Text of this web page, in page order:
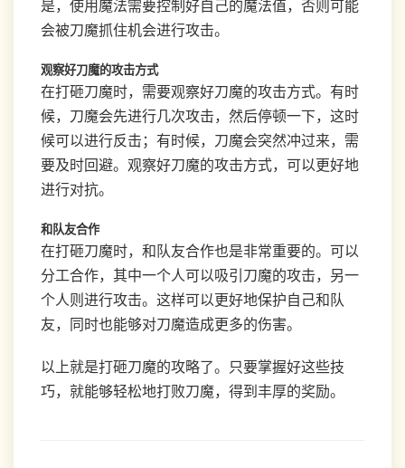
是，使用魔法需要控制好自己的魔法值，否则可能
会被刀魔抓住机会进行攻击。
观察好刀魔的攻击方式
在打砸刀魔时，需要观察好刀魔的攻击方式。有时
候，刀魔会先进行几次攻击，然后停顿一下，这时
候可以进行反击；有时候，刀魔会突然冲过来，需
要及时回避。观察好刀魔的攻击方式，可以更好地
进行对抗。
和队友合作
在打砸刀魔时，和队友合作也是非常重要的。可以
分工合作，其中一个人可以吸引刀魔的攻击，另一
个人则进行攻击。这样可以更好地保护自己和队
友，同时也能够对刀魔造成更多的伤害。
以上就是打砸刀魔的攻略了。只要掌握好这些技
巧，就能够轻松地打败刀魔，得到丰厚的奖励。